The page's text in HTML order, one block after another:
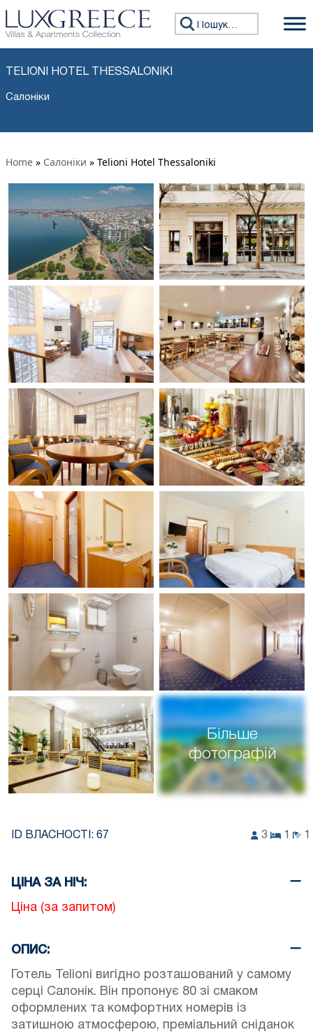
Пошук:
TELIONI HOTEL THESSALONIKI
Салоніки
Home » Салоніки » Telioni Hotel Thessaloniki
Більше
фотографій
ID ВЛАСНОСТІ: 67 3 1 1
ЦІНА ЗА НІЧ:
Ціна (за запитом)
ОПИС:
Готель Telioni вигідно розташований у самому
серці Салонік. Він пропонує 80 зі смаком
оформлених та комфортних номерів із
затишною атмосферою, преміальний сніданок